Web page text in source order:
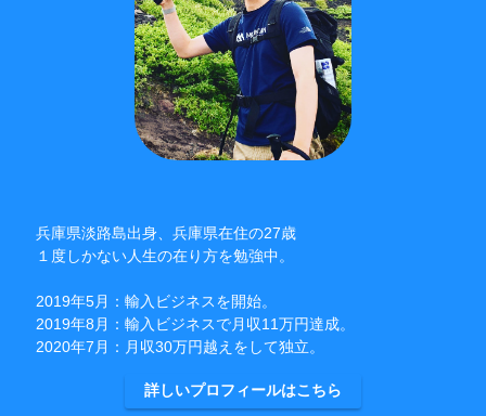
兵庫県淡路島出身、兵庫県在住の27歳
１度しかない人生の在り方を勉強中。
2019年5月：輸入ビジネスを開始。
2019年8月：輸入ビジネスで月収11万円達成。
2020年7月：月収30万円越えをして独立。
詳しいプロフィールはこちら